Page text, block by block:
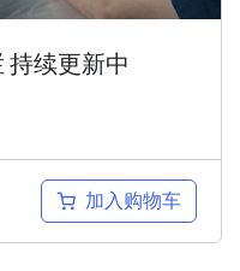
持续更新中
加入购物车